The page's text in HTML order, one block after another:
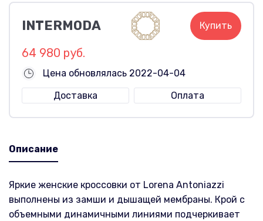
INTERMODA Купить
64 980 руб.
Цена обновлялась 2022-04-04
Доставка
Оплата
Описание
Яркие женские кроссовки от Lorena Antoniazzi
выполнены из замши и дышащей мембраны. Крой с
объемными динамичными линиями подчеркивает